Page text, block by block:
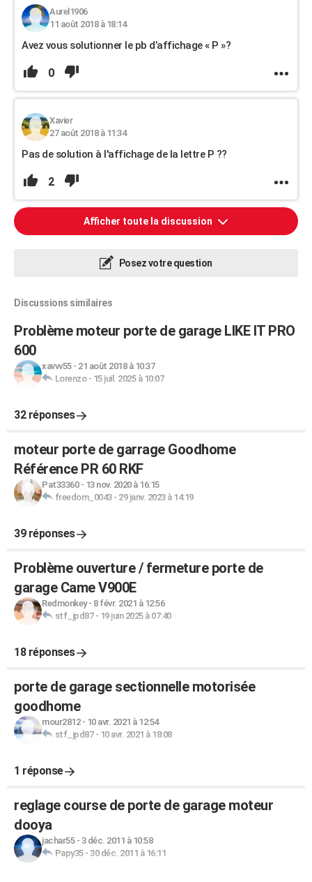
Aurel1906
11 août 2018 à 18:14
Avez vous solutionner le pb d’affichage « P »?
0
Xavier
27 août 2018 à 11:34
Pas de solution à l'affichage de la lettre P ??
2
Afficher toute la discussion
Posez votre question
Discussions similaires
Problème moteur porte de garage LIKE IT PRO
600
xavvv55- 21 août 2018 à 10:37
Lorenzo- 15 juil. 2025 à 10:07
32 réponses
moteur porte de garrage Goodhome
Référence PR 60 RKF
Pat33360- 13 nov. 2020 à 16:15
freedom_0043- 29 janv. 2023 à 14:19
39 réponses
Problème ouverture / fermeture porte de
garage Came V900E
Redmonkey- 8 févr. 2021 à 12:56
stf_jpd87- 19 juin 2025 à 07:40
18 réponses
porte de garage sectionnelle motorisée
goodhome
mour2812- 10 avr. 2021 à 12:54
stf_jpd87- 10 avr. 2021 à 18:08
1 réponse
reglage course de porte de garage moteur
dooya
jachar55- 3 déc. 2011 à 10:58
Papy35- 30 déc. 2011 à 16:11